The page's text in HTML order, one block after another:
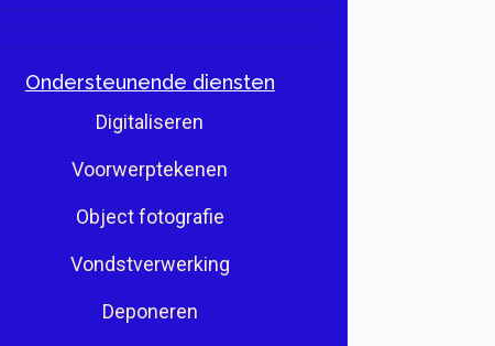
Ondersteunende diensten
Digitaliseren
Voorwerptekenen
Object fotografie
Vondstverwerking
Deponeren